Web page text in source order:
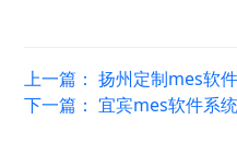
上一篇：扬州定制mes软件
下一篇：宜宾mes软件系统